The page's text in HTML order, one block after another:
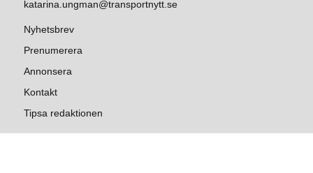
katarina.ungman@transportnytt.se
Nyhetsbrev
Prenumerera
Annonsera
Kontakt
Tipsa redaktionen